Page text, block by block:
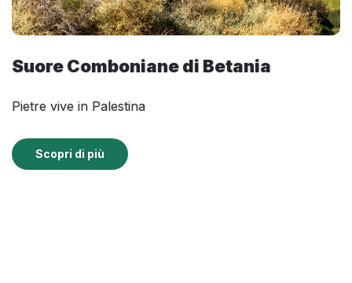
Suore Comboniane di Betania
Pietre vive in Palestina
Scopri di più